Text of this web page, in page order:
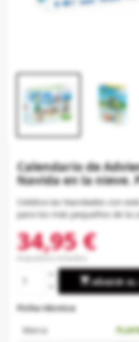
Calendario de
Navida en la nieve.
Celebra las Navidades con
para los más pequeños de la
34,95 €
AÑADIR
Ficha técnica
Marca